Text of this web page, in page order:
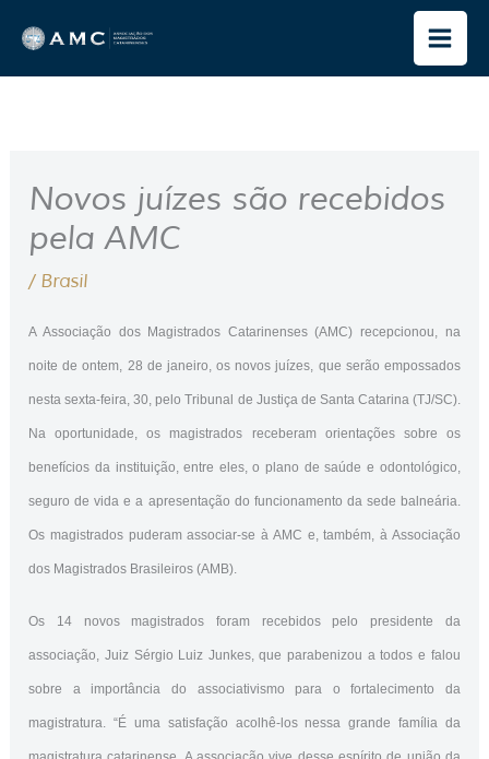
para
o
Novos juízes são recebidos
pela AMC
/ Brasil
A Associação dos Magistrados Catarinenses (AMC) recepcionou, na
noite de ontem, 28 de janeiro, os novos juízes, que serão empossados
nesta sexta-feira, 30, pelo Tribunal de Justiça de Santa Catarina (TJ/SC).
Na oportunidade, os magistrados receberam orientações sobre os
benefícios da instituição, entre eles, o plano de saúde e odontológico,
seguro de vida e a apresentação do funcionamento da sede balneária.
Os magistrados puderam associar-se à AMC e, também, à Associação
dos Magistrados Brasileiros (AMB).
Os 14 novos magistrados foram recebidos pelo presidente da
associação, Juiz Sérgio Luiz Junkes, que parabenizou a todos e falou
sobre a importância do associativismo para o fortalecimento da
magistratura. “É uma satisfação acolhê-los nessa grande família da